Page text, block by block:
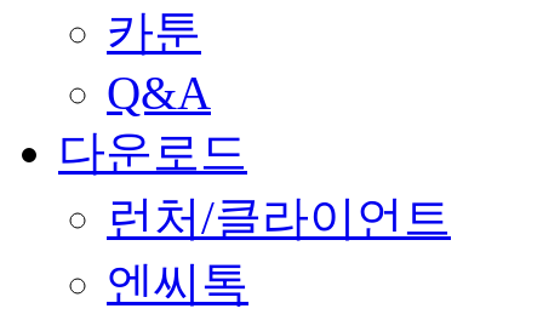
카툰
Q&A
다운로드
런처/클라이언트
엔씨톡